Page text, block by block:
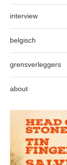
interview
belgisch
grensverleggers
about